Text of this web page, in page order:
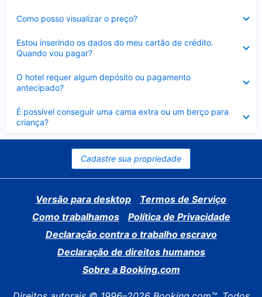
Como posso visualizar o preço?
Estou inserindo os dados do meu cartão de crédito.
Quando vou pagar?
O hotel requer algum depósito ou pagamento
antecipado?
É possível conseguir uma cama extra ou um berço para
criança?
Contraído
Cadastre sua propriedade
Versão para desktop
Termos de Serviço
Como trabalhamos
Política de Privacidade
Declaração contra o trabalho escravo
Declaração de direitos humanos
Sobre a Booking.com